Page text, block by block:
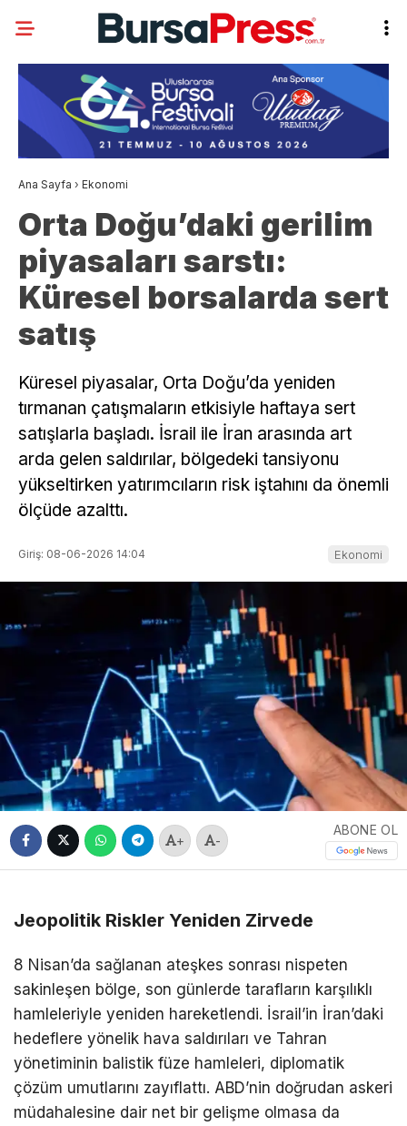
Ana Sayfa › Ekonomi
Orta Doğu’daki gerilim
piyasaları sarstı:
Küresel borsalarda sert
satış
Küresel piyasalar, Orta Doğu’da yeniden
tırmanan çatışmaların etkisiyle haftaya sert
satışlarla başladı. İsrail ile İran arasında art
arda gelen saldırılar, bölgedeki tansiyonu
yükseltirken yatırımcıların risk iştahını da önemli
ölçüde azalttı.
Giriş: 08-06-2026 14:04 Ekonomi
+ -
ABONE OL
Jeopolitik Riskler Yeniden Zirvede
8 Nisan’da sağlanan ateşkes sonrası nispeten
sakinleşen bölge, son günlerde tarafların karşılıklı
hamleleriyle yeniden hareketlendi. İsrail’in İran’daki
hedeflere yönelik hava saldırıları ve Tahran
yönetiminin balistik füze hamleleri, diplomatik
çözüm umutlarını zayıflattı. ABD’nin doğrudan askeri
müdahalesine dair net bir gelişme olmasa da